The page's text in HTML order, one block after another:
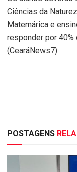
Ciências da
Matemárica e
responder por 40%
(CearáNews7)
POSTAGENS